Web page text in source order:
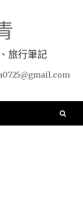
旅行筆記